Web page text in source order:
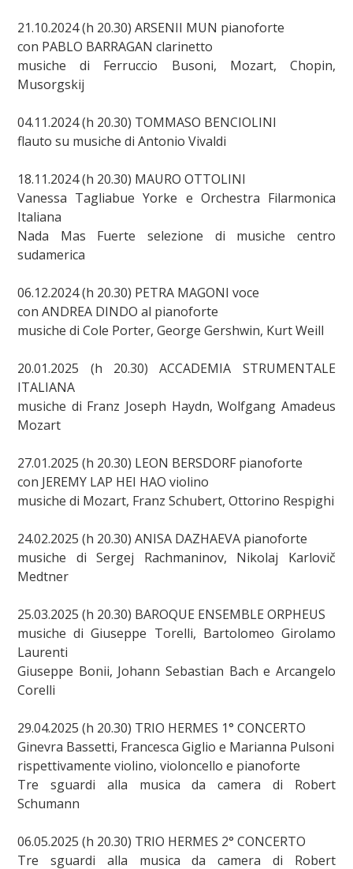
21.10.2024 (h 20.30) ARSENII MUN pianoforte
con PABLO BARRAGAN clarinetto
musiche di Ferruccio Busoni, Mozart, Chopin,
Musorgskij
04.11.2024 (h 20.30) TOMMASO BENCIOLINI
flauto su musiche di Antonio Vivaldi
18.11.2024 (h 20.30) MAURO OTTOLINI
Vanessa Tagliabue Yorke e Orchestra Filarmonica
Italiana
Nada Mas Fuerte selezione di musiche centro
sudamerica
06.12.2024 (h 20.30) PETRA MAGONI voce
con ANDREA DINDO al pianoforte
musiche di Cole Porter, George Gershwin, Kurt Weill
20.01.2025 (h 20.30) ACCADEMIA STRUMENTALE
ITALIANA
musiche di Franz Joseph Haydn, Wolfgang Amadeus
Mozart
27.01.2025 (h 20.30) LEON BERSDORF pianoforte
con JEREMY LAP HEI HAO violino
musiche di Mozart, Franz Schubert, Ottorino Respighi
24.02.2025 (h 20.30) ANISA DAZHAEVA pianoforte
musiche di Sergej Rachmaninov, Nikolaj Karlovič
Medtner
25.03.2025 (h 20.30) BAROQUE ENSEMBLE ORPHEUS
musiche di Giuseppe Torelli, Bartolomeo Girolamo
Laurenti
Giuseppe Bonii, Johann Sebastian Bach e Arcangelo
Corelli
29.04.2025 (h 20.30) TRIO HERMES 1° CONCERTO
Ginevra Bassetti, Francesca Giglio e Marianna Pulsoni
rispettivamente violino, violoncello e pianoforte
Tre sguardi alla musica da camera di Robert
Schumann
06.05.2025 (h 20.30) TRIO HERMES 2° CONCERTO
Tre sguardi alla musica da camera di Robert